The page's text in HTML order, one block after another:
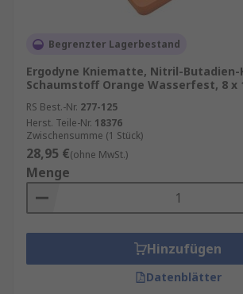
Begrenzter Lagerbestand
Ergodyne Kniematte, Nitril-
Schaumstoff Orange Wasserfest, 8 x
RS Best.-Nr. 277-125
Herst. Teile-Nr. 18376
Zwischensumme (1 Stück)
28,95 €(ohne MwSt.)
Menge
Hinzufügen
Datenblätter